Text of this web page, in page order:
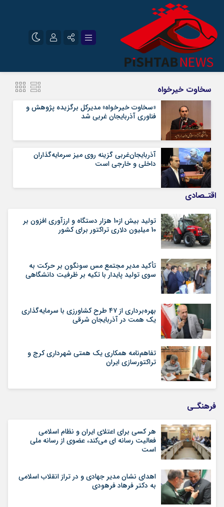
سروش
ایتا
آپارات
مرا به خاطر بسپار
سخاوت خیرخواه
«سخاوت خیرخواه» مدیرکل برگزیده پژوهش و
فناوری آذربایجان غربی شد
آذربایجان‌غربی گزینه‌ روی میز سرمایه‌گذاران
داخلی و خارجی است
اقتـصادی
تولید بیش از10 هزار دستگاه و ارزآوری افزون بر
10 میلیون دلاری تراکتور برای کشور
تأکید مدیر مجتمع مس سونگون بر حرکت به
سوی تولید پایدار با تکیه بر ظرفیت دانشگاهی
بهره‌برداری از ۴۷ طرح کشاورزی با سرمایه‌گذاری
یک همت در آذربایجان شرقی
تفاهم‌نامه همکاری یک همتی شهرداری کرج و
تراکتورسازی ایران
فرهنگـی
هر کسی برای اعتلای ایران و نظام اسلامی
فعالیت رسانه ای می‌کند، عضوی از رسانه ملی
است
اهدای نشان مدیر جهادی و در تراز انقلاب اسلامی
به دکتر فرهاد فرهودی